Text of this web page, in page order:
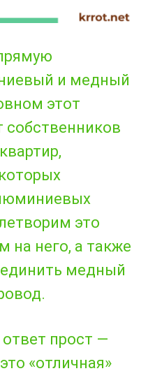
и медный
этот
собственников
которых
это
на него, а также
медный
прост —
«отличная»